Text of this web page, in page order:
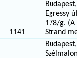
1141
Budapest,
Egressy út
178/g. (A
Strand
Budapest,